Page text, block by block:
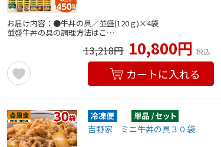
お届け内容：●牛丼の具／並盛(120ｇ)×4袋
並盛牛丼の具の調理方法はこ…
13,218円 10,800円 税込
カートに入れる
吉野家 ミニ牛丼の具３０袋